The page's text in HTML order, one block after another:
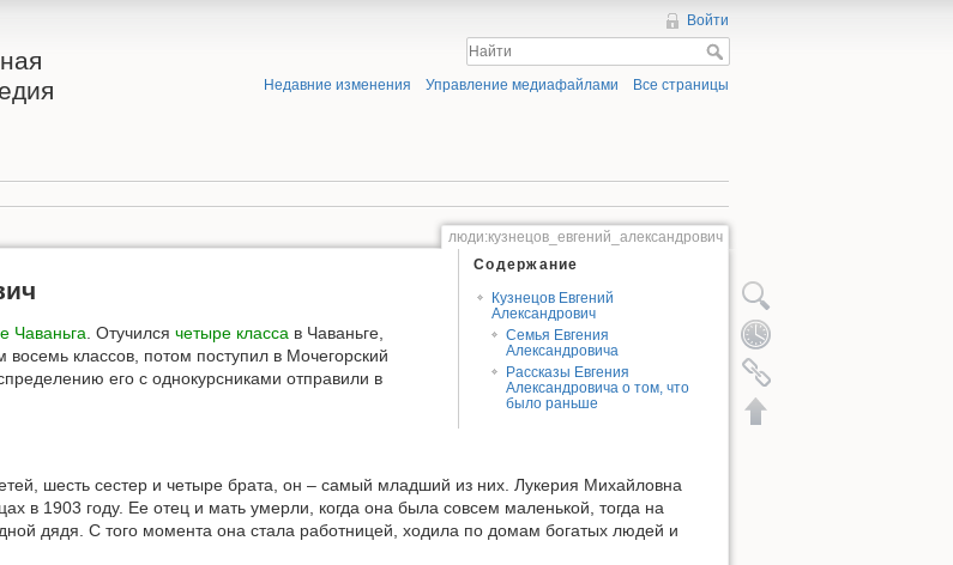
Войти
Недавние изменения Управление медиафайлами Все страницы
люди:кузнецов_евгений_александрович
Содержание
Кузнецов Евгений
Александрович
Семья Евгения
Александровича
Рассказы Евгения
Александровича о том, что
было раньше
Чаваньга . Отучился четыре класса в Чаваньге,
восемь классов, потом поступил в Мочегорский
его с однокурсниками отправили в
шесть сестер и четыре брата, он – самый младший из них. Лукерия Михайловна
в 1903 году. Ее отец и мать умерли, когда она была совсем маленькой, тогда на
дядя. С того момента она стала работницей, ходила по домам богатых людей и